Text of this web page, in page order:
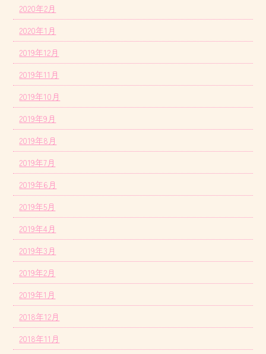
2020年2月
2020年1月
2019年12月
2019年11月
2019年10月
2019年9月
2019年8月
2019年7月
2019年6月
2019年5月
2019年4月
2019年3月
2019年2月
2019年1月
2018年12月
2018年11月